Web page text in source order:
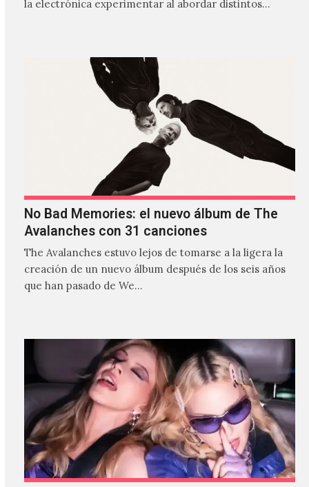
la electrónica experimentar al abordar distintos
No Bad Memories: el nuevo álbum de The
Avalanches con 31 canciones
The Avalanches estuvo lejos de tomarse a la ligera la
creación de un nuevo álbum después de los seis años
que han pasado de We…